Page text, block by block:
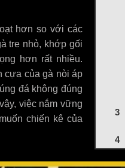
hơn so với các
tre nhỏ, khớp gối
hơn rất nhiều.
cựa của gà nòi áp
đá không đúng
việc nắm vững
chiến kê của